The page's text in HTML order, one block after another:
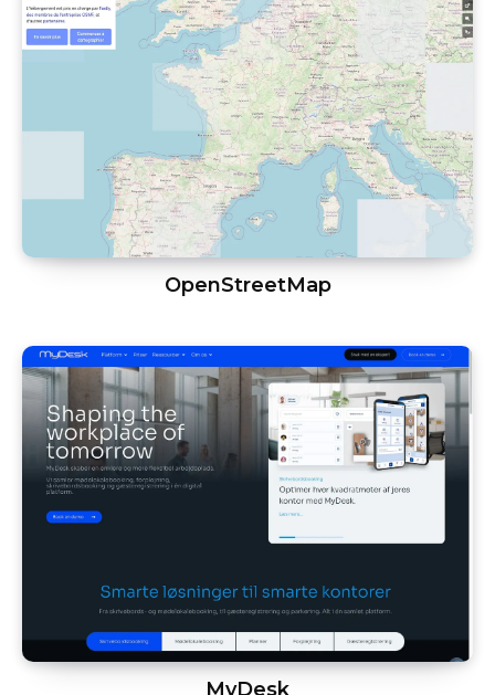
OpenStreetMap
MyDesk